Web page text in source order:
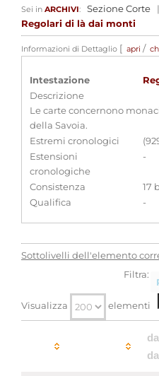
Sei in ARCHIVI: Sezione Corte |
Regolari di là dai monti
Informazioni di Dettaglio [ apri /
Intestazione
Descrizione
Le carte concernono
della Savoia.
Estremi cronologici
Estensioni
cronologiche
-
Consistenza
17
Qualifica
-
Sottolivelli dell'elemento
Visualizza elementi
Filtra:
da